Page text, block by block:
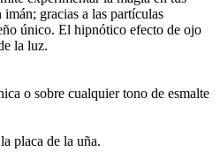
gracias a las partículas
único. El hipnótico efecto de ojo
la luz.
o sobre cualquier tono de esmalte
placa de la uña.